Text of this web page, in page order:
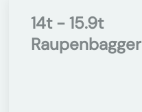
14t - 15.9t
Raupenbagger